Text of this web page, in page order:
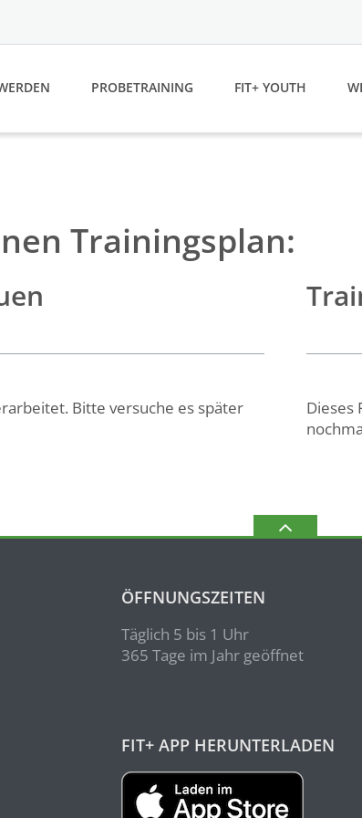
PROBETRAINING FIT+ YOUTH
Trainingsplan:
Bitte versuche es später
Dieses
ÖFFNUNGSZEITEN
Täglich 5 bis 1 Uhr
365 Tage im Jahr geöffnet
FIT+ APP HERUNTERLADEN